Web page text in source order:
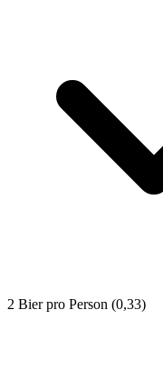
2 Bier pro Person (0,33)